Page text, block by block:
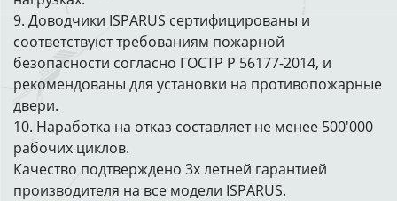
9. Доводчики ISPARUS сертифицированы и
соответствуют требованиям пожарной
безопасности согласно ГОСТР Р 56177-2014, и
рекомендованы для установки на противопожарные
двери.
10. Наработка на отказ составляет не менее 500'000
рабочих циклов.
Качество подтверждено 3х летней гарантией
производителя на все модели ISPARUS.